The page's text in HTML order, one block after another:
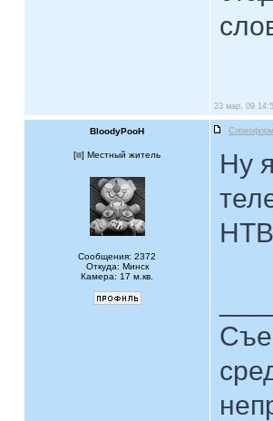
23 мар, 09
BloodyPooH
[ ] Местный житель
Сообщения: 2372
Откуда: Минск
Камера: 17 м.кв.
Ну
НТВ